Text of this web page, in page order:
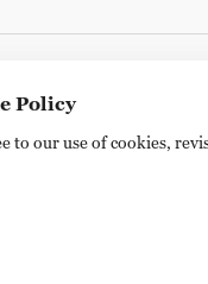
号
Policy
to our use of cookies,